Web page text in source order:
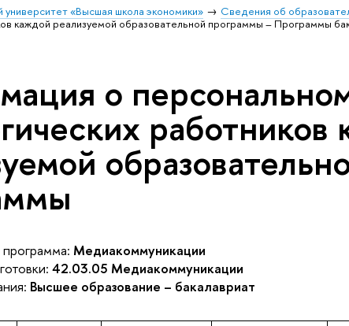
«Высшая школа экономики» Сведения об
каждой реализуемой образовательной программы – Программы
о
работников
Медиакоммуникации
42.03.05 Медиакоммуникации
Высшее образование – бакалавриат